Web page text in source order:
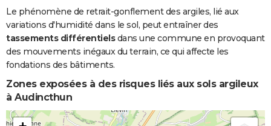
Le phénomène de retrait-gonflement des argiles, lié aux
variations d'humidité dans le sol, peut entraîner des
tassements différentielsdans une commune en provoquant
des mouvements inégaux du terrain, ce qui affecte les
fondations des bâtiments.
Zones exposées à des risques liés aux sols argileux
à Audincthun